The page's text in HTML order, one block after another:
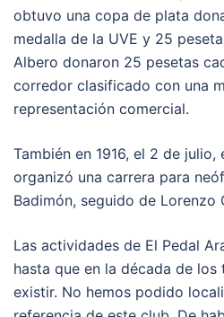
obtuvo una copa de plata
medalla de la UVE y 25
Albero donaron 25 pesetas
corredor clasificado con una
representación comercial.
También en 1916, el 2 de julio,
organizó una carrera para
Badimón, seguido de Lorenzo
Las actividades de El Pedal
hasta que en la década de
existir. No hemos podido